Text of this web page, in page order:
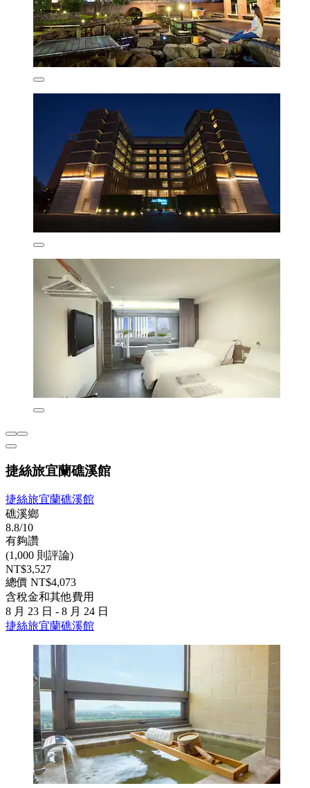
捷絲旅宜蘭礁溪館
捷絲旅宜蘭礁溪館
礁溪鄉
8.8/10
有夠讚
(1,000 則評論)
NT$3,527
總價 NT$4,073
含稅金和其他費用
8 月 23 日 - 8 月 24 日
捷絲旅宜蘭礁溪館